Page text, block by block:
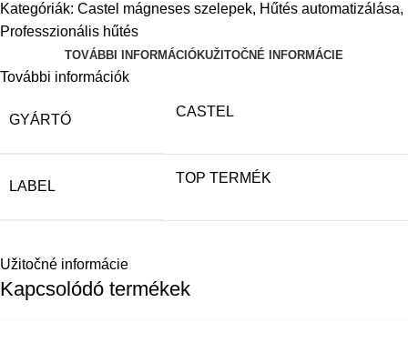
Kategóriák: Castel mágneses szelepek, Hűtés automatizálása,
Professzionális hűtés
TOVÁBBI INFORMÁCIÓKUŽITOČNÉ INFORMÁCIE
További információk
GYÁRTÓ
CASTEL
LABEL
TOP TERMÉK
Užitočné informácie
Kapcsolódó termékek